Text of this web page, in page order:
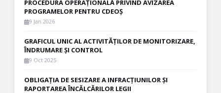
PROCEDURA OPERAȚIONALĂ PRIVIND AVIZAREA
PROGRAMELOR PENTRU CDEOȘ
9 Jan 2026
GRAFICUL UNIC AL ACTIVITĂȚILOR DE MONITORIZARE,
ÎNDRUMARE ȘI CONTROL
9 Oct 2025
OBLIGAȚIA DE SESIZARE A INFRACȚIUNILOR ȘI
RAPORTAREA ÎNCĂLCĂRILOR LEGII